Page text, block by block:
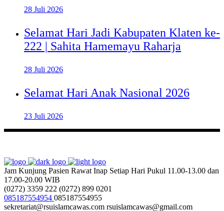
28 Juli 2026
Selamat Hari Jadi Kabupaten Klaten ke-
222 | Sahita Hamemayu Raharja
28 Juli 2026
Selamat Hari Anak Nasional 2026
23 Juli 2026
Jam Kunjung Pasien Rawat Inap Setiap Hari Pukul 11.00-13.00 dan
17.00-20.00 WIB
(0272) 3359 222 (0272) 899 0201
085187554954 085187554955
sekretariat@rsuislamcawas.com rsuislamcawas@gmail.com